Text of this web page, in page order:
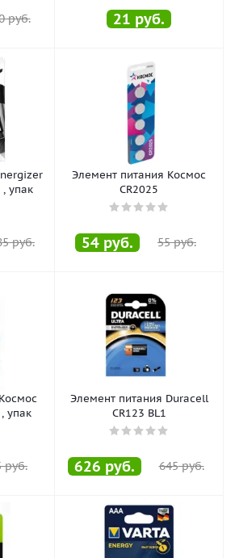
руб. 21 руб.
, упак
руб.
Элемент питания Космос
CR2025
54 руб. 55руб.
упак
руб.
Элемент питания Duracell
CR123 BL1
626 руб. 645руб.